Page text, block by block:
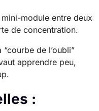
module entre deux
de concentration.
de l’oubli”
apprendre peu,
: